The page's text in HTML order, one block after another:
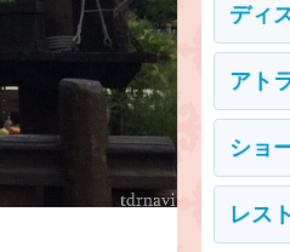
ディ
アト
ショ
レス